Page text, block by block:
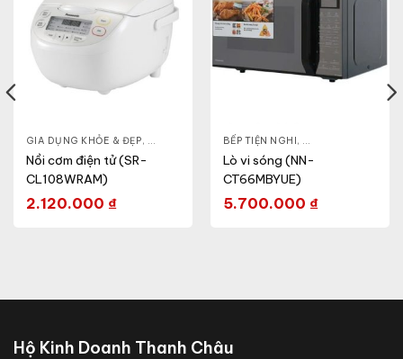
GIA DỤNG KHỎE & ĐẸP, NỒI - ẤM - CA - BÌNH ,NỒI CƠM ĐIỆN
Nồi cơm điện tử (SR-
CL108WRAM)
2.120.000 ₫
BẾP TIỆN NGHI, GIA DỤNG KHỎE &
Lò vi sóng (NN-
CT66MBYUE)
5.700.000 ₫
CA - BÌNH, NỒI CƠM ĐIỆN
Hộ Kinh Doanh Thanh Châu